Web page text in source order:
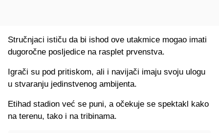
Stručnjaci ističu da bi ishod ove utakmice mogao imati
dugoročne posljedice na rasplet prvenstva.
Igrači su pod pritiskom, ali i navijači imaju svoju ulogu
u stvaranju jedinstvenog ambijenta.
Etihad stadion već se puni, a očekuje se spektakl kako
na terenu, tako i na tribinama.